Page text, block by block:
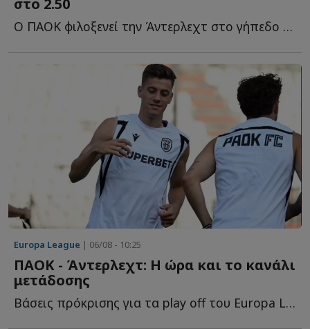
Ο ΠΑΟΚ φιλοξενεί την Άντερλεχτ στο γήπεδο της Τούμπας, σ...
Europa League | 06/08 - 10:25
ΠΑΟΚ - Άντερλεχτ: Η ώρα και το κανάλι
μετάδοσης
Βάσεις πρόκρισης για τα play off του Europa League προσδοκά να β...